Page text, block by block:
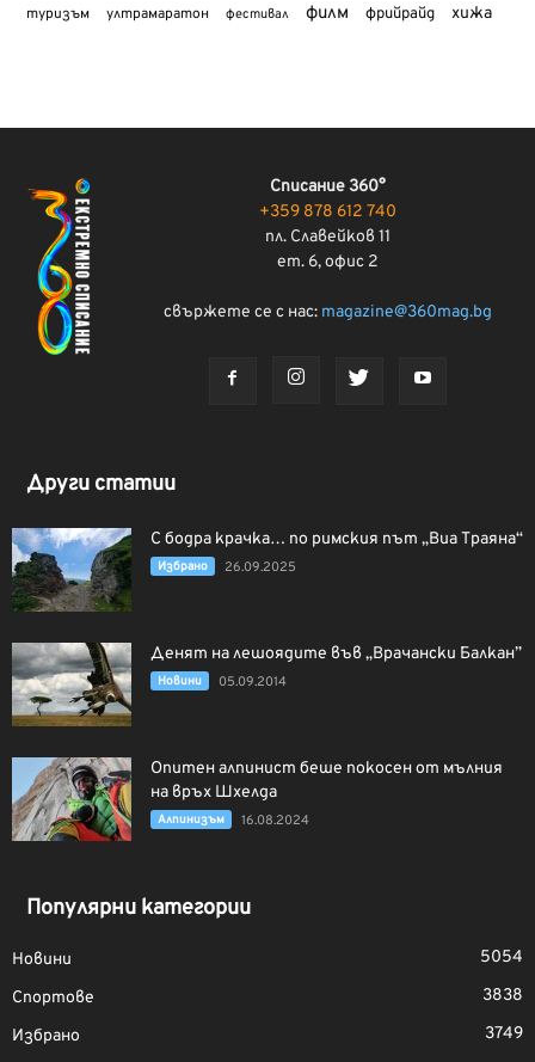
туризъм ултрамаратон фестивал филм фрийрайд хижа
Списание 360°
+359 878 612 740
пл. Славейков 11
ет. 6, офис 2
свържете се с нас: magazine@360mag.bg
Други статии
С бодра крачка… по римския път „Виа Траяна“
Избрано 26.09.2025
Денят на лешоядите във „Врачански Балкан”
Новини 05.09.2014
Опитен алпинист беше покосен от мълния
на връх Шхелда
Алпинизъм 16.08.2024
Популярни категории
Новини
5054
Спортове
3838
Избрано
3749